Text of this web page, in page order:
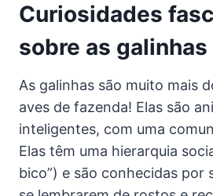
Curiosidades
sobre as galinhas
As galinhas são muito mais
aves de fazenda! Elas são
inteligentes, com uma
Elas têm uma hierarquia
bico”) e são conhecidas por